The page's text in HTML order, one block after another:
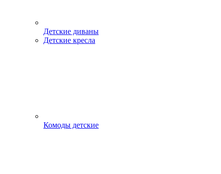
Детские диваны
Детские кресла
Комоды детские